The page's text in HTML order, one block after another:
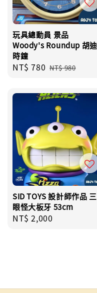
玩具總動員 景品
Woody's Roundup 胡迪
時鐘
Sale
NT$ 780 Regular
NT$ 980
SID TOYS 設計師作品 三
眼怪大板牙 53cm
Regular
NT$ 2,000